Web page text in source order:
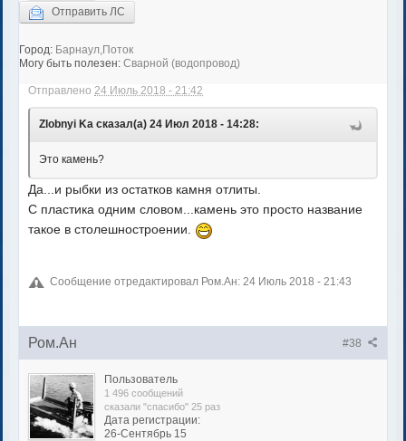
Отправить ЛС
Город: Барнаул,Поток
Могу быть полезен: Сварной (водопровод)
Отправлено24 Июль 2018 - 21:42
Zlobnyi Ka сказал(а) 24 Июл 2018 - 14:28:
Это камень?
Да...и рыбки из остатков камня отлиты.
С пластика одним словом...камень это просто название
такое в столешностроении.
Сообщение отредактировал Ром.Ан: 24 Июль 2018 - 21:43
#38
Ром.Ан
Пользователь
1 496 сообщений
сказали "спасибо" 25 раз
Дата регистрации:
26-Сентябрь 15